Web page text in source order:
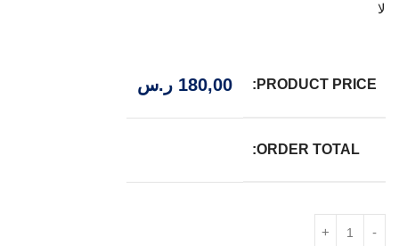
لا
PRODUCT PRICE:
180,00 ر.س
ORDER TOTAL: